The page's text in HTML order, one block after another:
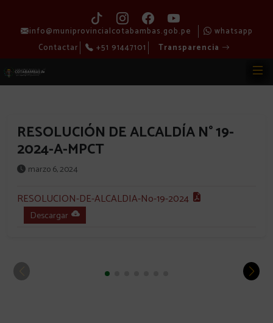
info@muniprovincialcotabambas.gob.pe
whatsapp
Contactar
+51 91447101 Transparencia
RESOLUCIÓN DE ALCALDÍA N° 19-
2024-A-MPCT
marzo 6, 2024
RESOLUCION-DE-ALCALDIA-No-19-2024
Descargar